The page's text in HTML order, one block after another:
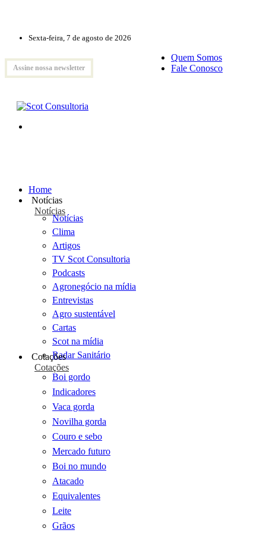
Sexta-feira, 7 de agosto de 2026
Assine nossa newsletter
Quem Somos
Fale Conosco
Home
Notícias
Notícias
Notícias
Clima
Artigos
TV Scot Consultoria
Podcasts
Agronegócio na mídia
Entrevistas
Agro sustentável
Cartas
Scot na mídia
Radar Sanitário
Cotações
Cotações
Boi gordo
Indicadores
Vaca gorda
Novilha gorda
Couro e sebo
Mercado futuro
Boi no mundo
Atacado
Equivalentes
Leite
Grãos